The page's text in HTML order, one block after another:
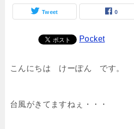
Tweet 0
Pocket
こんにちは けーぽん です。
台風がきてますねぇ・・・